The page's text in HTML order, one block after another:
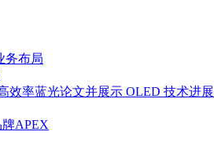
务布局
效率蓝光论文并展示 OLED 技术进展
APEX